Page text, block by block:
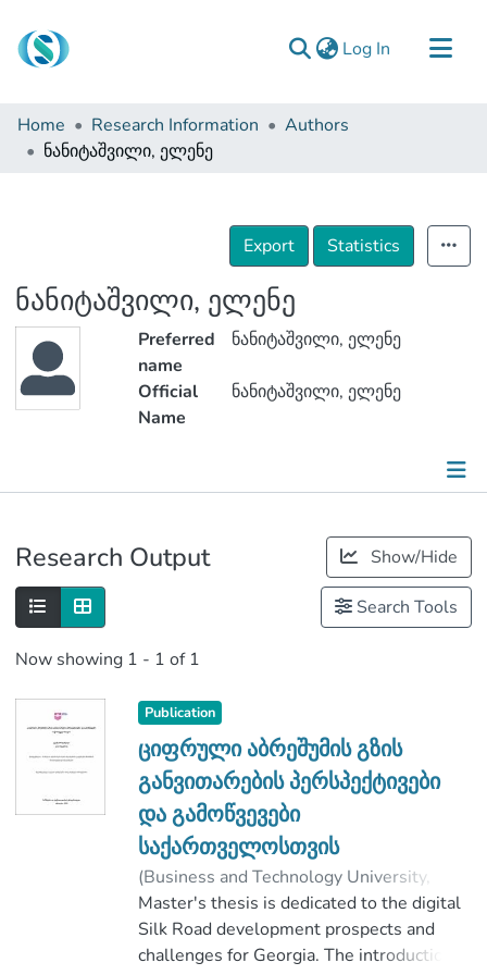
Log In (current)
Communities & Collections
Browse
Home Research Information
Authors
ნანიტაშვილი, ელენე
Export Statistics
ნანიტაშვილი, ელენე
Preferred
name
ნანიტაშვილი, ელენე
Official
Name
ნანიტაშვილი, ელენე
Research Output Show/Hide
Search Tools
Now showing 1 - 1 of 1
Publication
ციფრული აბრეშუმის გზის
განვითარების პერსპექტივები
და გამოწვევები
საქართველოსთვის
(Business and Technology University,
2019)ნანიტაშვილი, ელენე
;
ნუცუბიძე, გივი
;გონდაური, დავით
Faculty of Business and Technologies
Master's thesis is dedicated to the digital
Silk Road development prospects and
challenges for Georgia. The introduction